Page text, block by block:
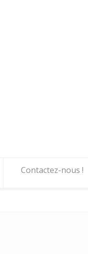
Contactez-nous !